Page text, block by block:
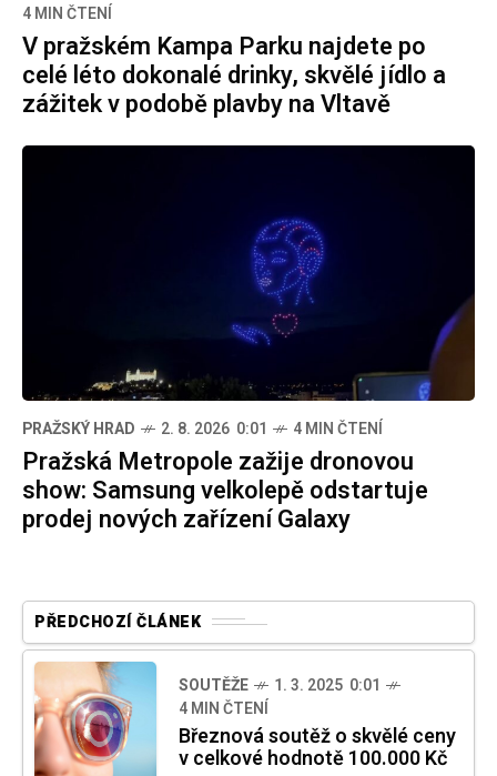
4 MIN ČTENÍ
V pražském Kampa Parku najdete po
celé léto dokonalé drinky, skvělé jídlo a
zážitek v podobě plavby na Vltavě
PRAŽSKÝ HRAD 2. 8. 2026 0:01 4 MIN ČTENÍ
Pražská Metropole zažije dronovou
show: Samsung velkolepě odstartuje
prodej nových zařízení Galaxy
PŘEDCHOZÍ ČLÁNEK
SOUTĚŽE
1. 3. 2025 0:01
4 MIN ČTENÍ
Březnová soutěž o skvělé ceny
v celkové hodnotě 100.000 Kč